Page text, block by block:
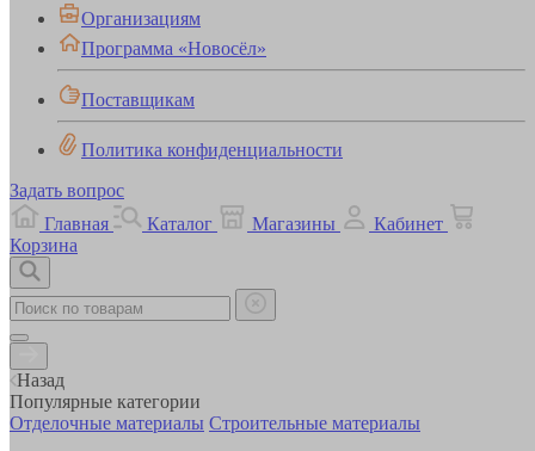
Организациям
Программа «Новосёл»
Поставщикам
Политика конфиденциальности
Задать вопрос
Главная
Каталог Магазины
Кабинет
Корзина
Назад
Популярные категории
Отделочные материалы Строительные материалы